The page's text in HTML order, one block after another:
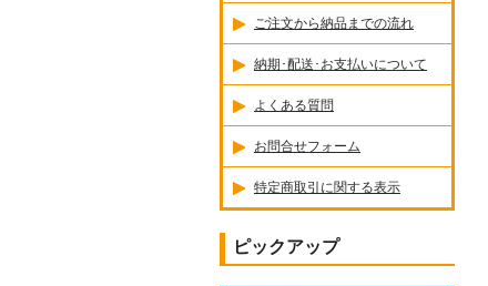
ご注文から納品までの流れ
納期･配送･お支払いについて
よくある質問
お問合せフォーム
特定商取引に関する表示
ピックアップ